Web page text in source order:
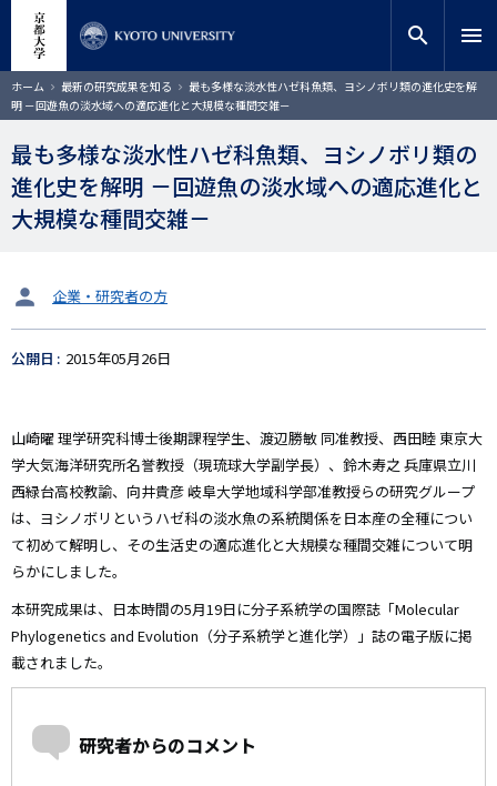
コ
ン
テ
ツ
に
移
動
サイト内検索
検索
search menu
ホーム 最新の研究成果を知る
最も多様な淡水性ハゼ科魚類、ヨシノボリ類の進化史を解
明 －回遊魚の淡水域への適応進化と大規模な種間交雑－
最も多様な淡水性ハゼ科魚類、ヨシノボリ類の
進化史を解明 －回遊魚の淡水域への適応進化と
大規模な種間交雑－
タ
ッ
企業・研究者の方
公開日 2015年05月26日
山崎曜 理学研究科博士後期課程学生、渡辺勝敏 同准教授、西田睦 東京大
学大気海洋研究所名誉教授（現琉球大学副学長）、鈴木寿之 兵庫県立川
西緑台高校教諭、向井貴彦 岐阜大学地域科学部准教授らの研究グループ
は、ヨシノボリというハゼ科の淡水魚の系統関係を日本産の全種につい
て初めて解明し、その生活史の適応進化と大規模な種間交雑について明
らかにしました。
本研究成果は、日本時間の5月19日に分子系統学の国際誌「Molecular
Phylogenetics and Evolution（分子系統学と進化学）」誌の電子版に掲
載されました。
研究者からのコメント